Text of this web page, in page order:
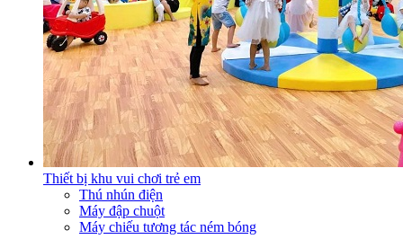
Thiết bị khu vui chơi trẻ em
Thú nhún điện
Máy đập chuột
Máy chiếu tương tác ném bóng